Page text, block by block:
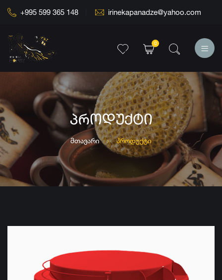
+995 599 365 148 irinekapanadze@yahoo.com
0
ᲞᲠᲝᲓᲣᲥᲢᲘ
მთავარი პროდუქტი